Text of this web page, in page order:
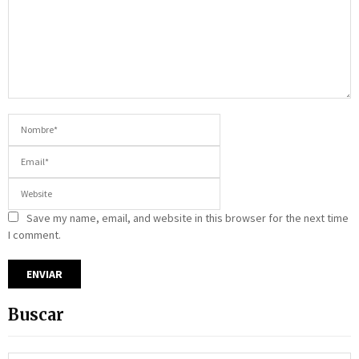
Save my name, email, and website in this browser for the next time
I comment.
Buscar